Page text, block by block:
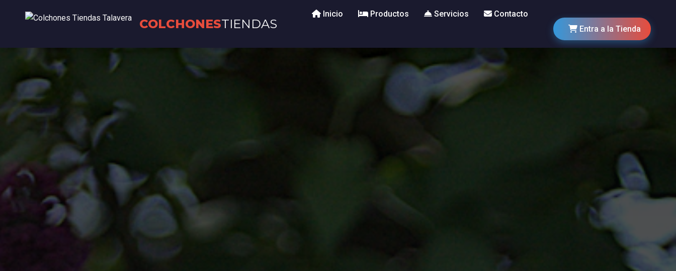
COLCHONESTIENDAS
Inicio Productos Servicios
Contacto
Entra a la Tienda